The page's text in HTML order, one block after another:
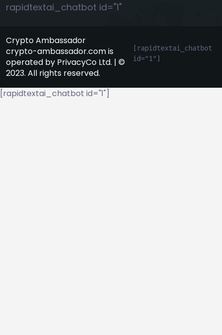
rapidtextai_chatbot id="1"
Crypto Ambassador
crypto-ambassador.com is
operated by PrivacyCo Ltd. | ©
2023. All rights reserved.
[rapidtextai_chatbot
id="1"]
[rapidtextai_chatbot id="1"]